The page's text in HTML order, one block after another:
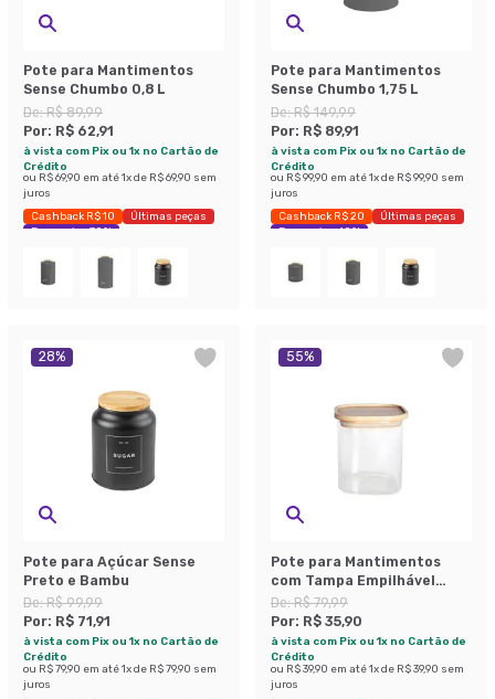
Pote para Mantimentos
Sense Chumbo 0,8 L
De:R$ 89,99
Por: R$ 62,91
à vista com Pix ou 1x no Cartão de
Crédito
ou R$ 69,90 em até1x de R$ 69,90 sem
juros
Cashback R$ 10
Últimas peças
Economize 30%
Pote para Mantimentos
Sense Chumbo 1,75 L
De:R$ 149,99
Por: R$ 89,91
à vista com Pix ou 1x no Cartão de
Crédito
ou R$ 99,90 em até1x de R$ 99,90 sem
juros
Cashback R$ 20
Últimas peças
Economize 40%
28%
Pote para Açúcar Sense
Preto e Bambu
De:R$ 99,99
Por: R$ 71,91
à vista com Pix ou 1x no Cartão de
Crédito
ou R$ 79,90 em até1x de R$ 79,90 sem
juros
55%
Pote para Mantimentos
com Tampa Empilhável
Bambú 800 ml
De:R$ 79,99
Por: R$ 35,90
à vista com Pix ou 1x no Cartão de
Crédito
ou R$ 39,90 em até1x de R$ 39,90 sem
juros